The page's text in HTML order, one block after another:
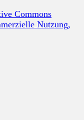
Commons
Nutzung,